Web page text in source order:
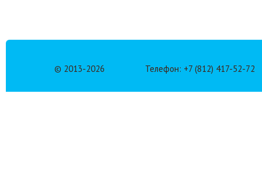
© 2013-2026 Телефон: +7 (812) 417-52-72